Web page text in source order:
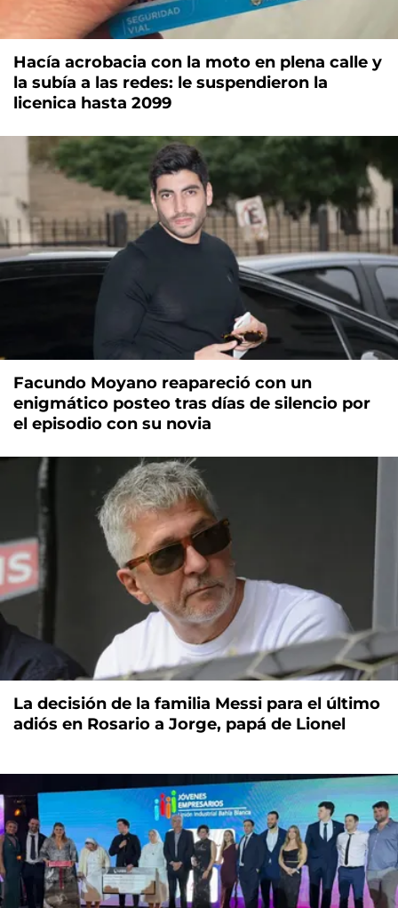
Hacía acrobacia con la moto en plena calle y
la subía a las redes: le suspendieron la
licenica hasta 2099
Facundo Moyano reapareció con un
enigmático posteo tras días de silencio por
el episodio con su novia
La decisión de la familia Messi para el último
adiós en Rosario a Jorge, papá de Lionel